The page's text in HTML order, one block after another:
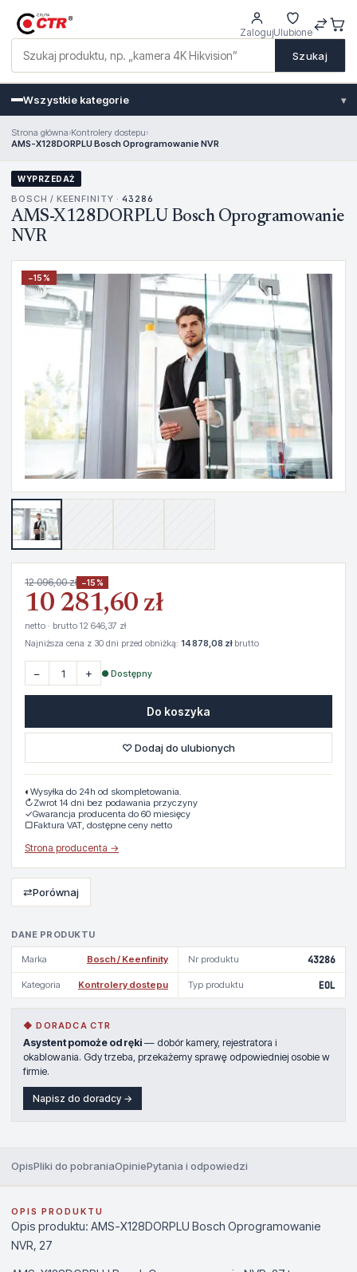
Szukaj
ZalogujUlubione
Wszystkie kategorie ▾
Strona główna›Kontrolery dostepu›
AMS-X128DORPLU Bosch Oprogramowanie NVR
WYPRZEDAŻ
BOSCH / KEENFINITY · 43286
AMS-X128DORPLU Bosch Oprogramowanie
NVR
−15%
DANE PRODUKTU
Marka Bosch / Keenfinity Nr produktu 43286
Kategoria Kontrolery dostepu Typ produktu EOL
◆ DORADCA CTR
Asystent pomoże od ręki — dobór kamery, rejestratora i
okablowania. Gdy trzeba, przekażemy sprawę odpowiedniej osobie w
firmie.
Napisz do doradcy →
12 096,00 zł −15%
10 281,60 zł
netto · brutto 12 646,37 zł
Najniższa cena z 30 dni przed obniżką: 14 878,08 złbrutto
− + ● Dostępny
Do koszyka
♡ Dodaj do ulubionych
◐ Wysyłka do 24h od skompletowania.
↻Zwrot 14 dni bez podawania przyczyny
✓Gwarancja producenta do 60 miesięcy
▢Faktura VAT, dostępne ceny netto
Strona producenta →
⇄Porównaj
OpisPliki do pobraniaOpiniePytania i odpowiedzi
OPIS PRODUKTU
Opis produktu: AMS-X128DORPLU Bosch Oprogramowanie
NVR, 27